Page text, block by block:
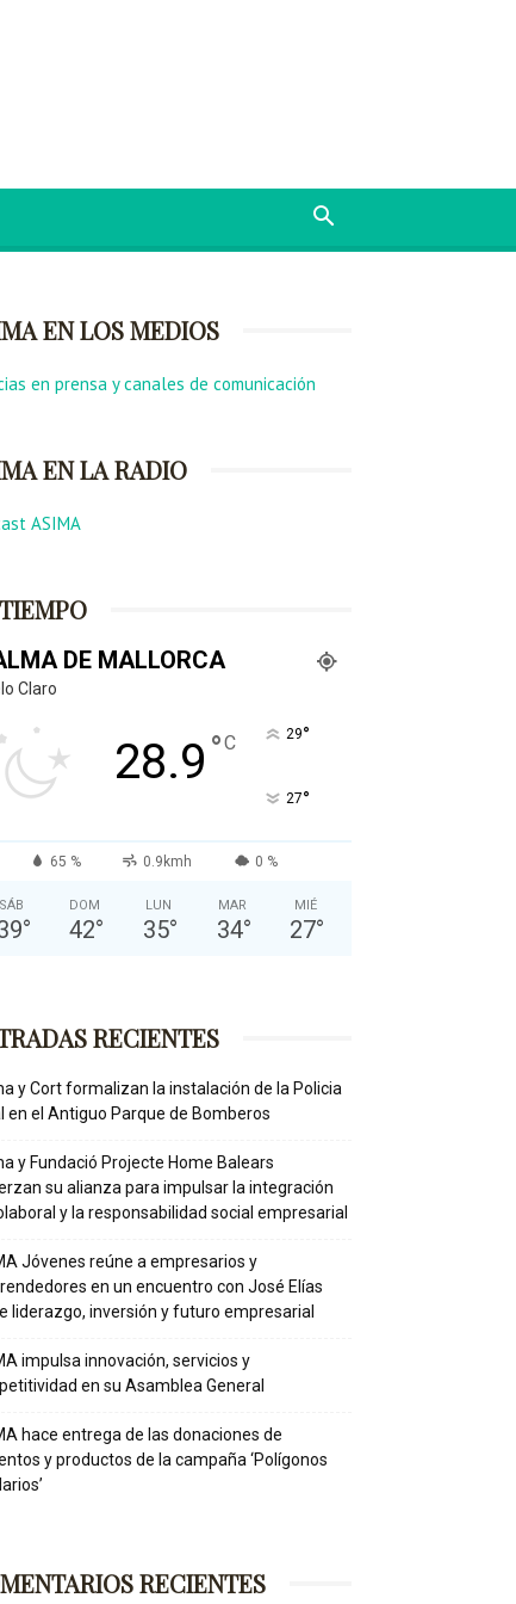
EN LOS MEDIOS
en prensa y canales de comunicación
EN LA RADIO
ASIMA
DE MALLORCA
Claro
28.9 °C 29°
27°
65 % 0.9kmh 0 %
SÁB
°
DOM
42°
LUN
35°
MAR
34°
MIÉ
27°
RECIENTES
y Cort formalizan la instalación de la Policia
en el Antiguo Parque de Bomberos
y Fundació Projecte Home Balears
su alianza para impulsar la integración
y la responsabilidad social empresarial
Jóvenes reúne a empresarios y
en un encuentro con José Elías
liderazgo, inversión y futuro empresarial
impulsa innovación, servicios y
en su Asamblea General
hace entrega de las donaciones de
y productos de la campaña ‘Polígonos
RECIENTES